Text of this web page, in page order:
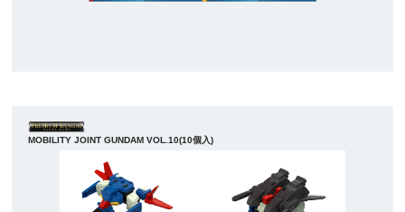
MOBILITY JOINT GUNDAM VOL.10(10個入)